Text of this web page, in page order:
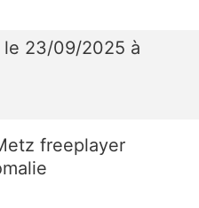
le 23/09/2025 à
freeplayer